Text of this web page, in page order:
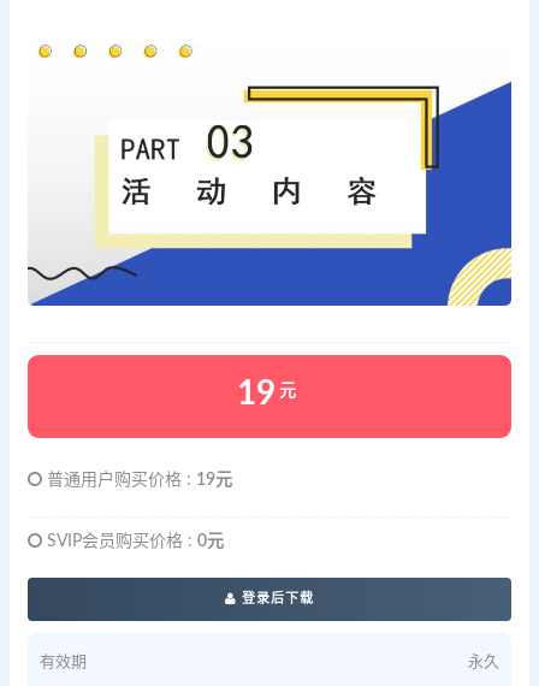
19 元
普通用户购买价格 : 19元
SVIP会员购买价格 : 0元
登录后下载
有效期 永久